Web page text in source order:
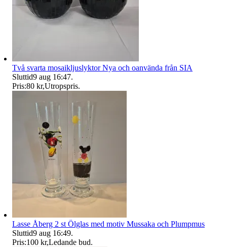
Två svarta mosaikljuslyktor Nya och oanvända från SIA
Sluttid9 aug 16:47.
Pris:80 kr,Utropspris.
Lasse Åberg 2 st Ölglas med motiv Mussaka och Plumpmus
Sluttid9 aug 16:49.
Pris:100 kr,Ledande bud.